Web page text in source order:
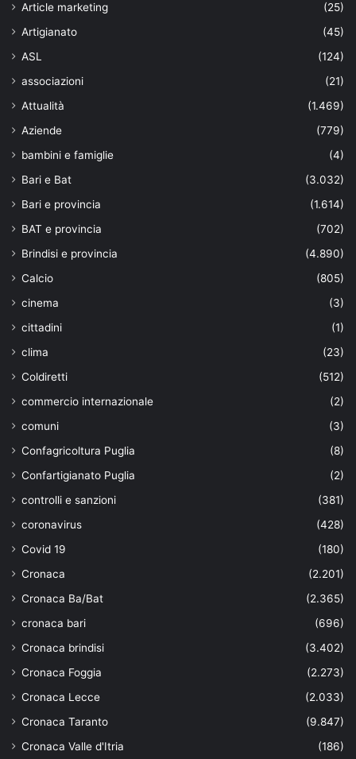
Article marketing
(25)
Artigianato
(45)
ASL
(124)
associazioni
(21)
Attualità
(1.469)
Aziende
(779)
bambini e famiglie
(4)
Bari e Bat
(3.032)
Bari e provincia
(1.614)
BAT e provincia
(702)
Brindisi e provincia
(4.890)
Calcio
(805)
cinema
(3)
cittadini
(1)
clima
(23)
Coldiretti
(512)
commercio internazionale
(2)
comuni
(3)
Confagricoltura Puglia
(8)
Confartigianato Puglia
(2)
controlli e sanzioni
(381)
coronavirus
(428)
Covid 19
(180)
Cronaca
(2.201)
Cronaca Ba/Bat
(2.365)
cronaca bari
(696)
Cronaca brindisi
(3.402)
Cronaca Foggia
(2.273)
Cronaca Lecce
(2.033)
Cronaca Taranto
(9.847)
Cronaca Valle d'Itria
(186)